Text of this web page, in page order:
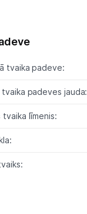
tvaika padeve:
padeves jauda:
tvaika līmenis: